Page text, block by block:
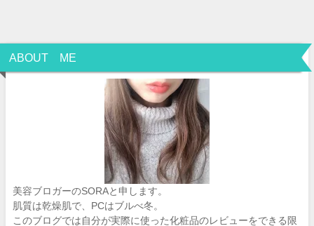
ABOUT ME
美容ブロガーのSORAと申します。
肌質は乾燥肌で、PCはブルべ冬。
このブログでは自分が実際に使った化粧品のレビューをできる限